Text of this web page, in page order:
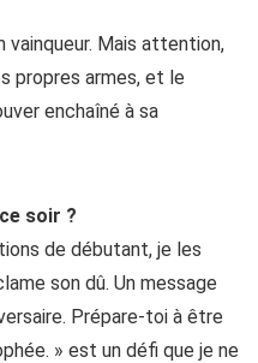
vainqueur. Mais attention,
propres armes, et le
enchaîné à sa
soir ?
de débutant, je les
son dû. Un message
Prépare-toi à être
» est un défi que je ne